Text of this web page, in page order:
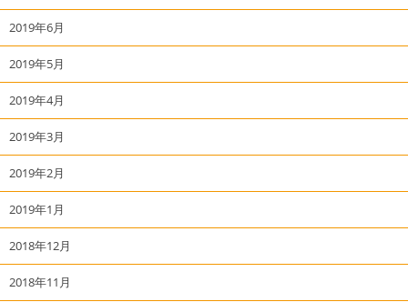
2019年6月
2019年5月
2019年4月
2019年3月
2019年2月
2019年1月
2018年12月
2018年11月